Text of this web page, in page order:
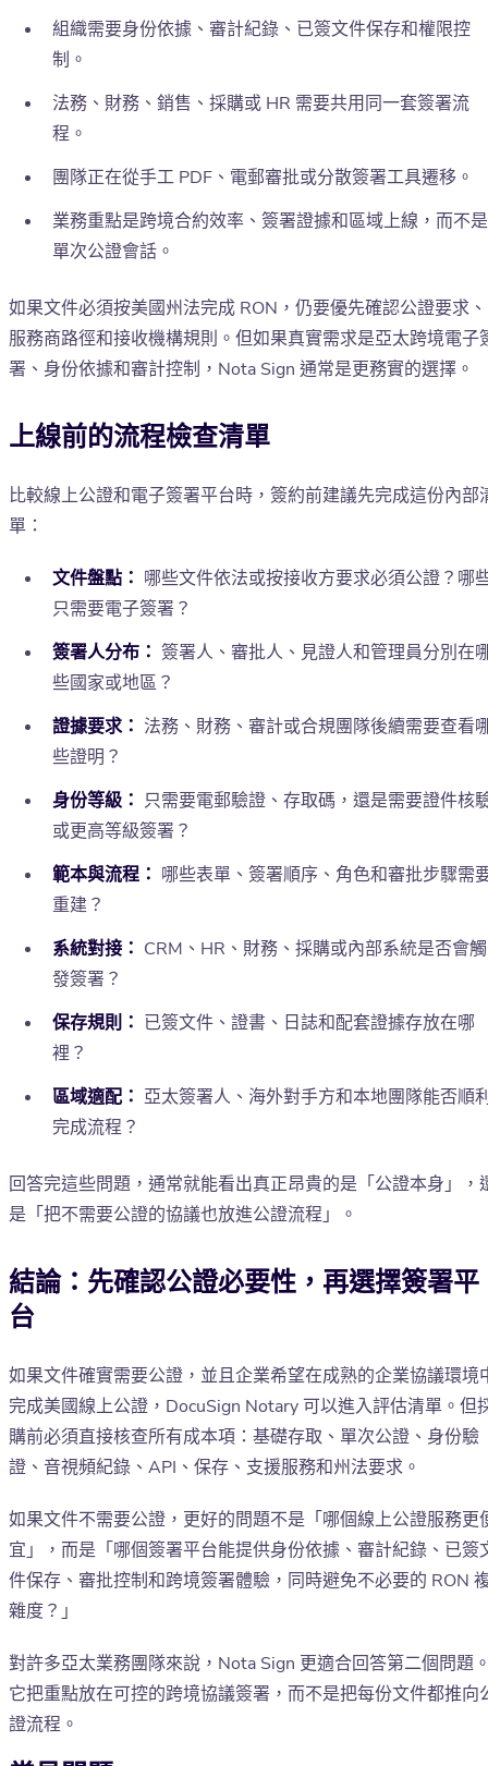
組織需要身份依據、審計紀錄、已簽文件保存和權限控
制。
法務、財務、銷售、採購或 HR 需要共用同一套簽署流
程。
團隊正在從手工 PDF、電郵審批或分散簽署工具遷移。
業務重點是跨境合約效率、簽署證據和區域上線，而不是
單次公證會話。
如果文件必須按美國州法完成 RON，仍要優先確認公證要求、
服務商路徑和接收機構規則。但如果真實需求是亞太跨境電子
署、身份依據和審計控制，Nota Sign 通常是更務實的選擇。
上線前的流程檢查清單
比較線上公證和電子簽署平台時，簽約前建議先完成這份內部
單：
文件盤點： 哪些文件依法或按接收方要求必須公證？哪
只需要電子簽署？
簽署人分布： 簽署人、審批人、見證人和管理員分別在
些國家或地區？
證據要求： 法務、財務、審計或合規團隊後續需要查看
些證明？
身份等級： 只需要電郵驗證、存取碼，還是需要證件核
或更高等級簽署？
範本與流程： 哪些表單、簽署順序、角色和審批步驟需
重建？
系統對接： CRM、HR、財務、採購或內部系統是否會觸
發簽署？
保存規則： 已簽文件、證書、日誌和配套證據存放在哪
裡？
區域適配： 亞太簽署人、海外對手方和本地團隊能否順
完成流程？
回答完這些問題，通常就能看出真正昂貴的是「公證本身」，
是「把不需要公證的協議也放進公證流程」。
結論：先確認公證必要性，再選擇簽署平
台
如果文件確實需要公證，並且企業希望在成熟的企業協議環境
完成美國線上公證，DocuSign Notary 可以進入評估清單。但
購前必須直接核查所有成本項：基礎存取、單次公證、身份驗
證、音視頻紀錄、API、保存、支援服務和州法要求。
如果文件不需要公證，更好的問題不是「哪個線上公證服務更
宜」，而是「哪個簽署平台能提供身份依據、審計紀錄、已簽
件保存、審批控制和跨境簽署體驗，同時避免不必要的 RON
雜度？」
對許多亞太業務團隊來說，Nota Sign 更適合回答第二個問題
它把重點放在可控的跨境協議簽署，而不是把每份文件都推向
證流程。